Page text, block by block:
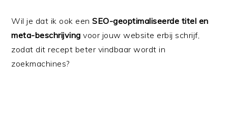
Wil je dat ik ook eenSEO-geoptimaliseerde titel en
meta-beschrijving voor jouw website erbij schrijf,
zodat dit recept beter vindbaar wordt in
zoekmachines?